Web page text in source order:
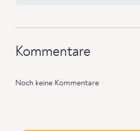
Kommentare
Noch keine Kommentare